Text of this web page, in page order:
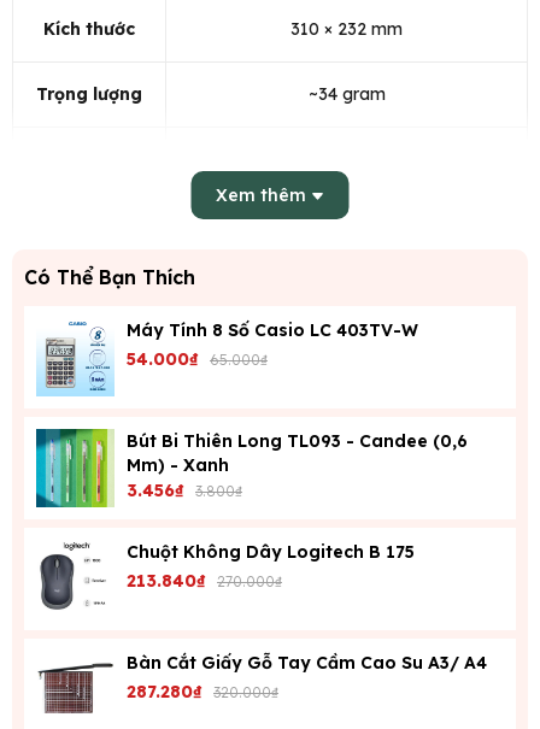
Kích thước 310 × 232 mm
Trọng lượng ~34 gram
phản quang
lưu trữ
Thanh khóa
Fastener + thanh ép bằng nhựa PP
Màu sắc Xanh, đỏ, cam (giao ngẫu nhiên)
Xuất xứ
Giá tham
khảo
~7.100–8.900 VNĐ
Ưu điểm
: Không cần bấm lỗ, dễ sử dụng, phù hợp cho học
sinh, sinh viên, nhân viên văn phòng.
Xem thêm
Có Thể Bạn Thích
Máy Tính 8 Số Casio LC 403TV-W
54.000₫ 65.000₫
Bút Bi Thiên Long TL093 - Candee (0,6
Mm) - Xanh
3.456₫ 3.800₫
Chuột Không Dây Logitech B 175
213.840₫ 270.000₫
Bàn Cắt Giấy Gỗ Tay Cầm Cao Su A3/ A4
287.280₫ 320.000₫